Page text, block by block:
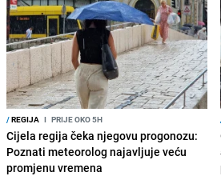
/REGIJA I PRIJE OKO 5H
Cijela regija čeka njegovu progonozu:
Poznati meteorolog najavljuje veću
promjenu vremena